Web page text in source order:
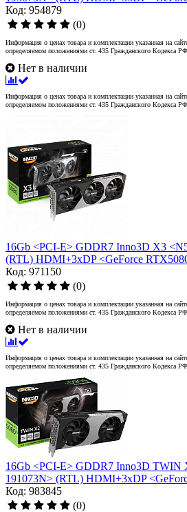
Код: 954879
(0)
Информация о ценах товара и комплектации указанная на
определяемом положениями ст. 435 Гражданского Кодекса РФ.
Нет в наличии
Информация о ценах товара и комплектации указанная на
определяемом положениями ст. 435 Гражданского Кодекса РФ.
16Gb <PCI-E> GDDR7 Inno3D X3
(RTL) HDMI+3xDP <GeForce
Код: 971150
(0)
Информация о ценах товара и комплектации указанная на
определяемом положениями ст. 435 Гражданского Кодекса
Нет в наличии
Информация о ценах товара и комплектации указанная на
определяемом положениями ст. 435 Гражданского Кодекса РФ.
16Gb <PCI-E> GDDR7 Inno3D TWIN
191073N> (RTL) HDMI+3xDP
Код: 983845
(0)